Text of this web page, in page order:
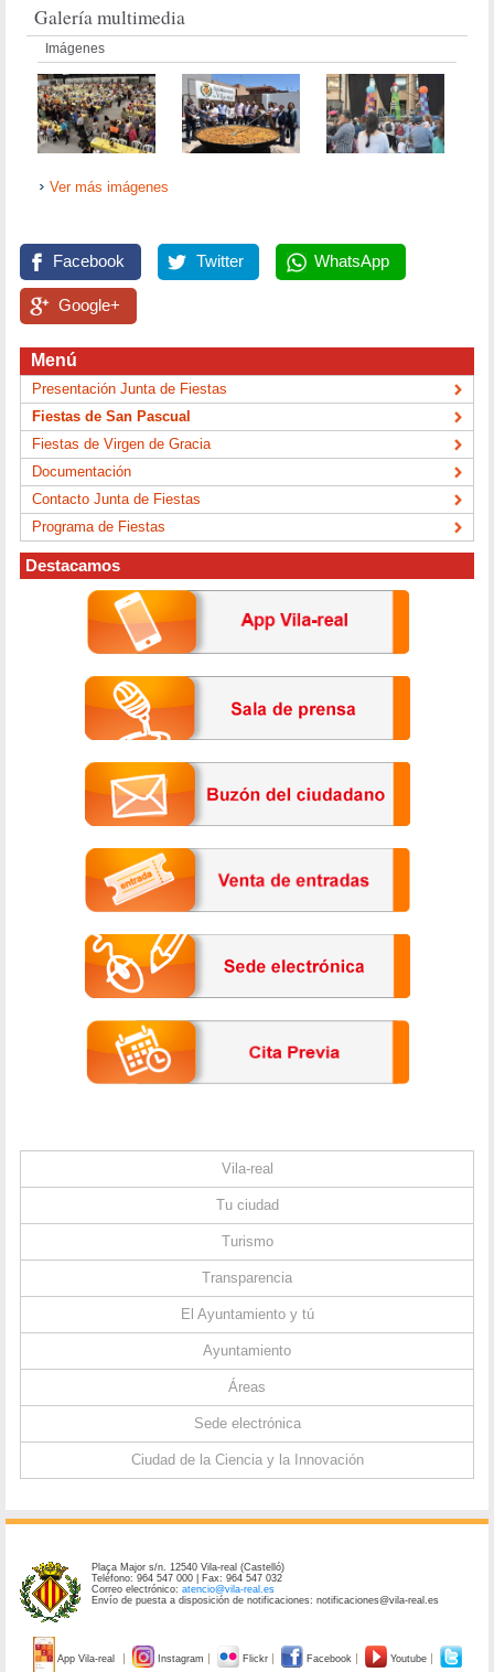
Galería multimedia
Imágenes
Ver más imágenes
Facebook Twitter WhatsApp
Google+
Menú
Presentación Junta de Fiestas
Fiestas de San Pascual
Fiestas de Virgen de Gracia
Documentación
Contacto Junta de Fiestas
Programa de Fiestas
Destacamos
Vila-real
Tu ciudad
Turismo
Transparencia
El Ayuntamiento y tú
Ayuntamiento
Áreas
Sede electrónica
Ciudad de la Ciencia y la Innovación
Plaça Major s/n. 12540 Vila-real (Castelló)
Teléfono: 964 547 000 | Fax: 964 547 032
Correo electrónico:atencio@vila-real.es
Envío de puesta a disposición de notificaciones: notificaciones@vila-real.es
App Vila-real Instagram Flickr Facebook Youtube